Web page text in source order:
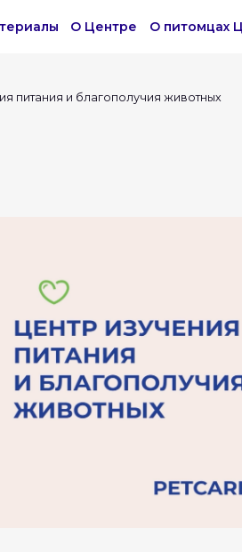
О Центре О питомцах
питания и благополучия животных